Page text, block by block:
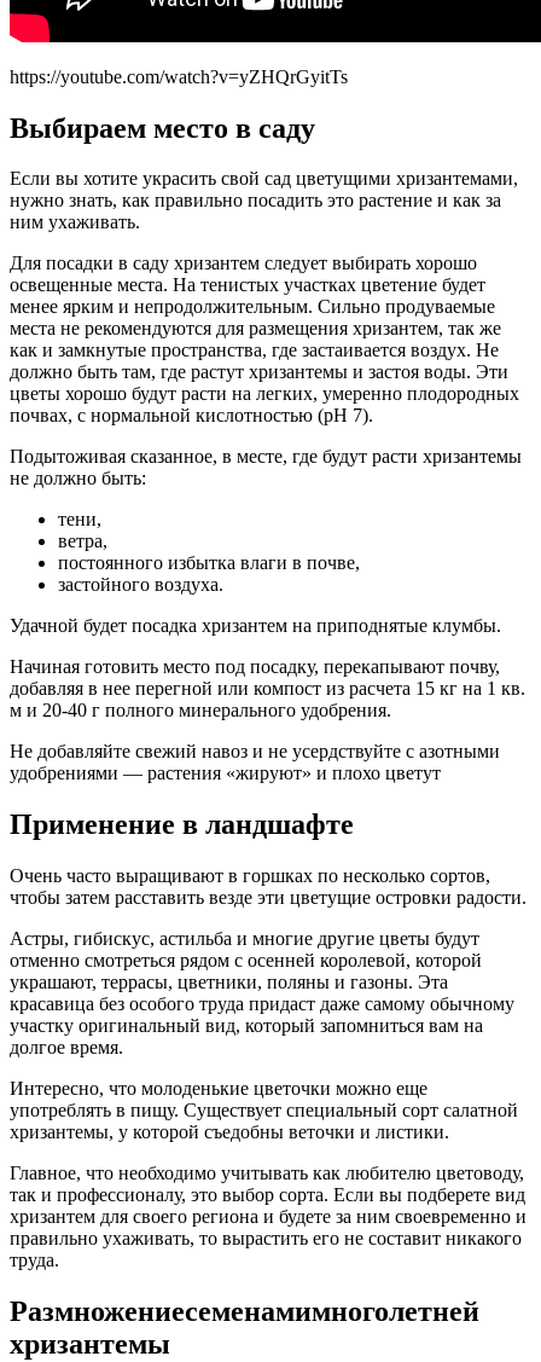
https://youtube.com/watch?v=yZHQrGyitTs
Выбираем место в саду
Если вы хотите украсить свой сад цветущими хризантемами,
нужно знать, как правильно посадить это растение и как за
ним ухаживать.
Для посадки в саду хризантем следует выбирать хорошо
освещенные места. На тенистых участках цветение будет
менее ярким и непродолжительным. Сильно продуваемые
места не рекомендуются для размещения хризантем, так же
как и замкнутые пространства, где застаивается воздух. Не
должно быть там, где растут хризантемы и застоя воды. Эти
цветы хорошо будут расти на легких, умеренно плодородных
почвах, с нормальной кислотностью (pH 7).
Подытоживая сказанное, в месте, где будут расти хризантемы
не должно быть:
тени,
ветра,
постоянного избытка влаги в почве,
застойного воздуха.
Удачной будет посадка хризантем на приподнятые клумбы.
Начиная готовить место под посадку, перекапывают почву,
добавляя в нее перегной или компост из расчета 15 кг на 1 кв.
м и 20-40 г полного минерального удобрения.
Не добавляйте свежий навоз и не усердствуйте с азотными
удобрениями — растения «жируют» и плохо цветут
Применение в ландшафте
Очень часто выращивают в горшках по несколько сортов,
чтобы затем расставить везде эти цветущие островки радости.
Астры, гибискус, астильба и многие другие цветы будут
отменно смотреться рядом с осенней королевой, которой
украшают, террасы, цветники, поляны и газоны. Эта
красавица без особого труда придаст даже самому обычному
участку оригинальный вид, который запомниться вам на
долгое время.
Интересно, что молоденькие цветочки можно еще
употреблять в пищу. Существует специальный сорт салатной
хризантемы, у которой съедобны веточки и листики.
Главное, что необходимо учитывать как любителю цветоводу,
так и профессионалу, это выбор сорта. Если вы подберете вид
хризантем для своего региона и будете за ним своевременно и
правильно ухаживать, то вырастить его не составит никакого
труда.
Размножениесеменамимноголетней
хризантемы